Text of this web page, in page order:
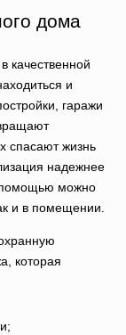
дома
качественной
и
гаражи
спасают жизнь
надежнее
помощью можно
и в помещении.
которая